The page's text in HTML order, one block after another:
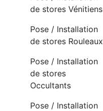
de stores Vénitiens
Pose / Installation
de stores Rouleaux
Pose / Installation
de stores
Occultants
Pose / Installation